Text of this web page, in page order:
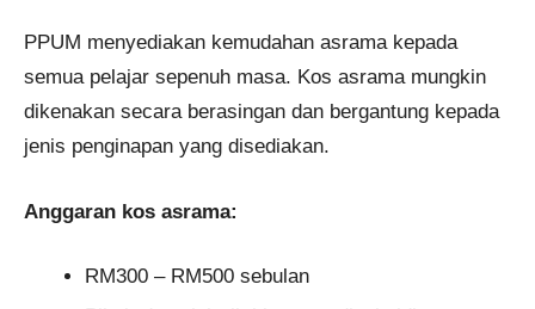
PPUM menyediakan kemudahan asrama kepada
semua pelajar sepenuh masa. Kos asrama mungkin
dikenakan secara berasingan dan bergantung kepada
jenis penginapan yang disediakan.
Anggaran kos asrama:
RM300 – RM500 sebulan